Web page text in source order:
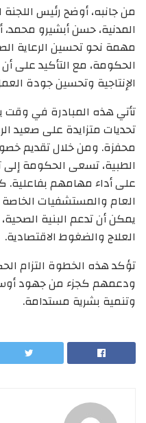
من جانبه، أوضح رئيس
المدنية، حسن أبشيرو
مهمة نحو تحسين الرعاية
الحكومة، مع التأكيد
الإنتاجية وتحسين جودة
تأتي هذه المبادرة في
تحديات متزايدة على صعيد
محفزة. ومن خلال تقديم
الطبية، تسعى الحكومة إلى
على أداء مهامهم بفاعلية.
العام والمستشفيات
يمكن أن تدعم البنية
العلاج والضغوط الاقتصادية.
تؤكد هذه الخطوة التزام
ودعمهم كجزء من جهود
وتنمية بشرية مستدامة.